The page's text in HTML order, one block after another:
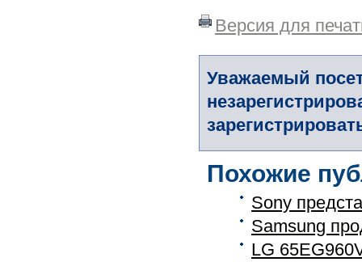
Версия для
Уважаемый
Похожие
Sony
Samsung
LG